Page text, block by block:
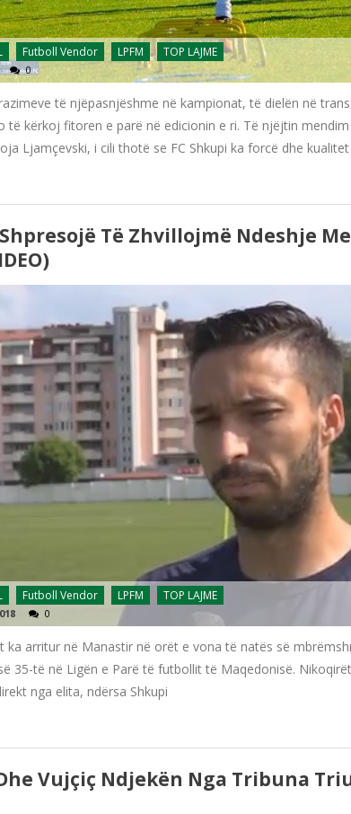
Futboll Vendor LPFM TOP LAJME
0
të njëpasnjëshme në kampionat, të dielën në
të kërkoj fitoren e parë në edicionin e ri. Të njëjtin
Ljamçevski, i cili thotë se FC Shkupi ka forcë dhe
Të Zhvillojmë Ndeshje
Futboll Vendor LPFM TOP LAJME
0
ka arritur në Manastir në orët e vona të natës së
35-të në Ligën e Parë të futbollit të Maqedonisë.
nga elita, ndërsa Shkupi
Vujçiç Ndjekën Nga Tribuna